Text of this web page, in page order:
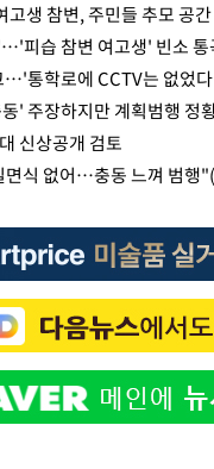
생 참변, 주민들 추모 공
피습 참변 여고생' 빈소 통
…'통학로에 CCTV는 없었
' 주장하지만 계획범행 정
신상공개 검토
면식 없어…충동 느껴 범행